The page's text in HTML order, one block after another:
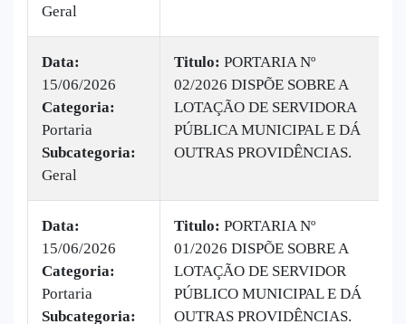
Geral
Data:
15/06/2026
Categoria:
Portaria
Subcategoria:
Geral
Titulo: PORTARIA Nº
02/2026 DISPÕE SOBRE A
LOTAÇÃO DE SERVIDORA
PÚBLICA MUNICIPAL E DÁ
OUTRAS PROVIDÊNCIAS.
Data:
15/06/2026
Categoria:
Portaria
Subcategoria:
Titulo: PORTARIA Nº
01/2026 DISPÕE SOBRE A
LOTAÇÃO DE SERVIDOR
PÚBLICO MUNICIPAL E DÁ
OUTRAS PROVIDÊNCIAS.